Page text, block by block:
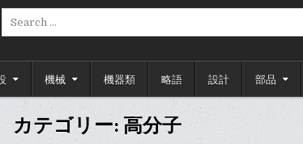
機械 機器類 略語 設計 部品
カテゴリー: 高分子